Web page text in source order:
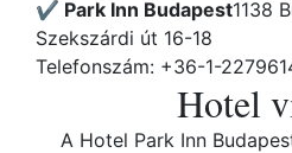
✔️ Park Inn Budapest1138
Szekszárdi út 16-18
Telefonszám: +36-1-
Hotel
A Hotel Park Inn